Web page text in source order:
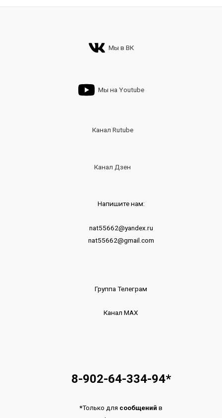
Мы в ВК
Мы на Youtube
Канал Rutube
Канал Дзен
Напишите нам:
nat55662@yandex.ru
nat55662@gmail.com
Группа Телеграм
Канал МАХ
8-902-64-334-94*
*Только для сообщений в